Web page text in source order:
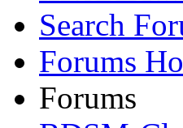
Search
Forums
Forums